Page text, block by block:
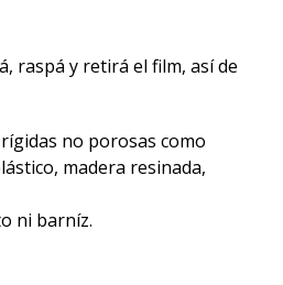
raspá y retirá el film, así de
no porosas como
madera resinada,
ni barníz.